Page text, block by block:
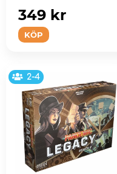
KÖP
349 kr
2-4